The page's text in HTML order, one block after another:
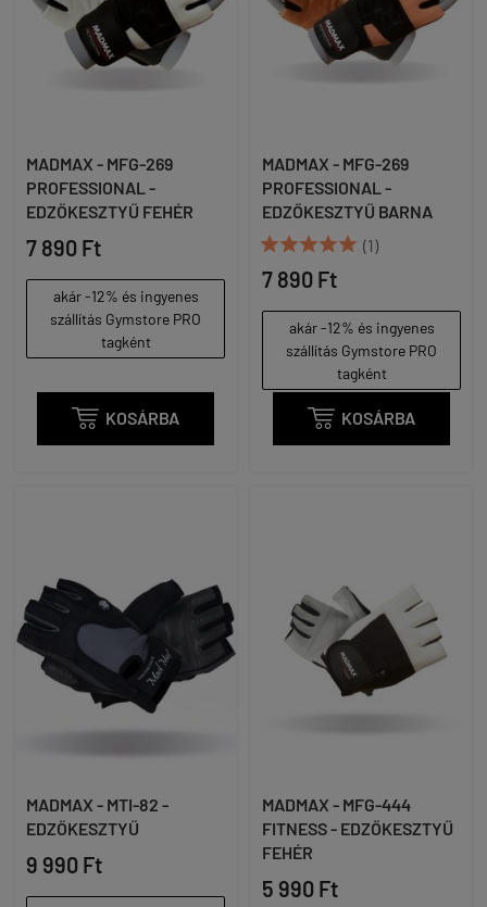
MADMAX - MFG-269
PROFESSIONAL -
EDZŐKESZTYŰ FEHÉR
7 890 Ft
akár -12% és ingyenes
szállítás Gymstore PRO
tagként
 KOSÁRBA
MADMAX - MFG-269
PROFESSIONAL -
EDZŐKESZTYŰ BARNA
 (1)
7 890 Ft
akár -12% és ingyenes
szállítás Gymstore PRO
tagként
 KOSÁRBA
MADMAX - MTI-82 -
EDZŐKESZTYŰ
9 990 Ft
MADMAX - MFG-444
FITNESS - EDZŐKESZTYŰ
FEHÉR
5 990 Ft